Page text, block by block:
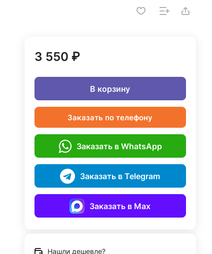
3 550 ₽
В корзину
Заказать по телефону
Заказать в WhatsApp
Заказать в Telegram
Заказать в Max
Нашли дешевле?